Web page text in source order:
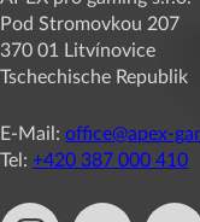
Pod Stromovkou 207
370 01 Litvínovice
Tschechische Republik
E-Mail: office@apex-
Tel: +420 387 000 410